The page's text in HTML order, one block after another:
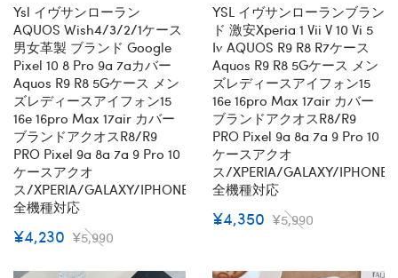
Ysl イヴサンローラン
AQUOS Wish4/3/2/1ケース
男女革製 ブランド Google
Pixel 10 8 Pro 9a 7aカバー
Aquos R9 R8 5Gケース メン
ズレディースアイフォン15
16e 16pro Max 17air カバー
ブランドアクオスR8/R9
PRO Pixel 9a 8a 7a 9 Pro 10
ケースアクオ
ス/XPERIA/GALAXY/IPHONE
全機種対応
¥4,230 ¥5,990
YSL イヴサンローランブラン
ド 激安xperia 1 Vii V 10 Vi 5
Iv AQUOS R9 R8 R7ケース
Aquos R9 R8 5Gケース メン
ズレディースアイフォン15
16e 16pro Max 17air カバー
ブランドアクオスR8/R9
PRO Pixel 9a 8a 7a 9 Pro 10
ケースアクオ
ス/XPERIA/GALAXY/IPHONE
全機種対応
¥4,350 ¥5,990